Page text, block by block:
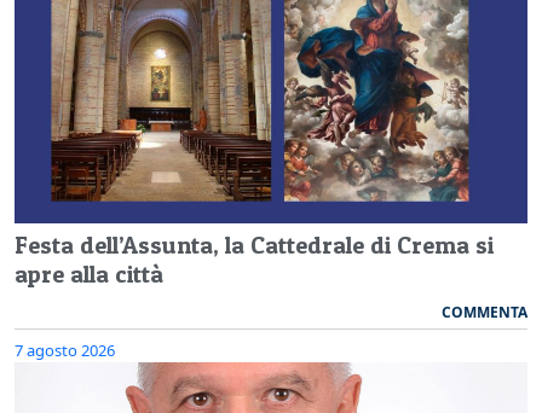
Festa dell’Assunta, la Cattedrale di Crema si
apre alla città
COMMENTA
7 agosto 2026